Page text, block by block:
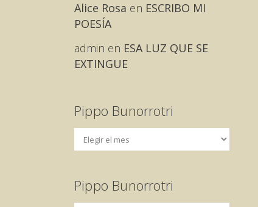
Alice Rosa en ESCRIBO MI
POESÍA
admin en ESA LUZ QUE SE
EXTINGUE
Pippo Bunorrotri
Pippo Bunorrotri